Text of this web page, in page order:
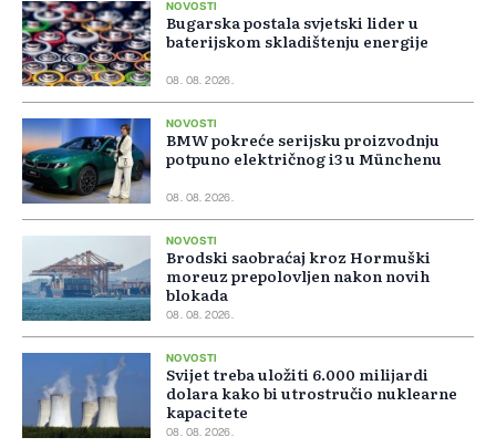
NOVOSTI
Bugarska postala svjetski lider u
baterijskom skladištenju energije
08. 08. 2026.
NOVOSTI
BMW pokreće serijsku proizvodnju
potpuno električnog i3 u Münchenu
08. 08. 2026.
NOVOSTI
Brodski saobraćaj kroz Hormuški
moreuz prepolovljen nakon novih
blokada
08. 08. 2026.
NOVOSTI
Svijet treba uložiti 6.000 milijardi
dolara kako bi utrostručio nuklearne
kapacitete
08. 08. 2026.